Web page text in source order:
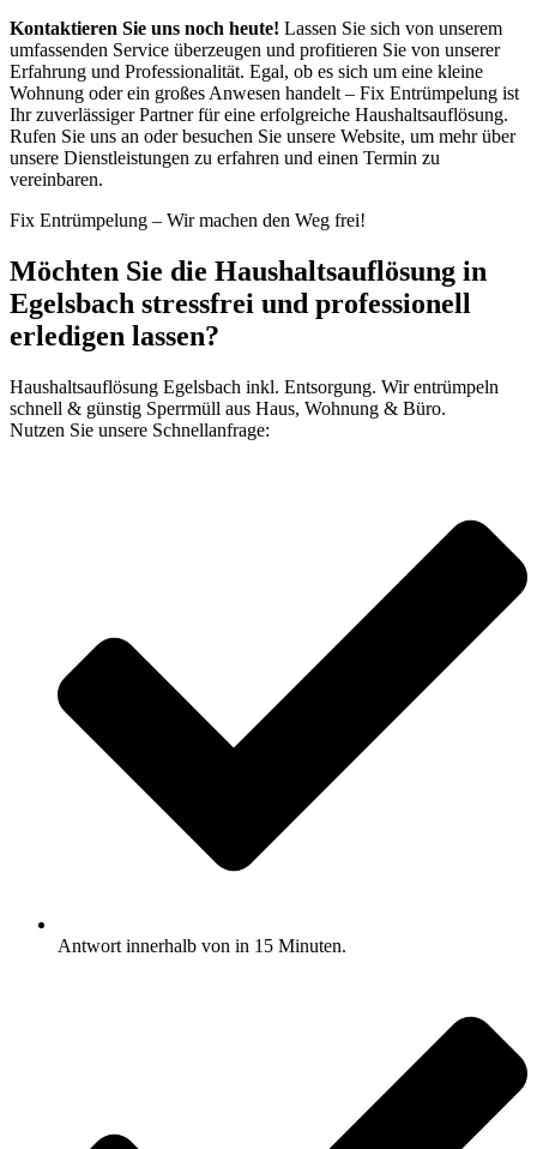
Kontaktieren Sie uns noch heute! Lassen Sie sich von unserem
umfassenden Service überzeugen und profitieren Sie von unserer
Erfahrung und Professionalität. Egal, ob es sich um eine kleine
Wohnung oder ein großes Anwesen handelt – Fix Entrümpelung ist
Ihr zuverlässiger Partner für eine erfolgreiche Haushaltsauflösung.
Rufen Sie uns an oder besuchen Sie unsere Website, um mehr über
unsere Dienstleistungen zu erfahren und einen Termin zu
vereinbaren.
Fix Entrümpelung – Wir machen den Weg frei!
Möchten Sie die Haushaltsauflösung in
Egelsbach stressfrei und professionell
erledigen lassen?
Haushaltsauflösung Egelsbach inkl. Entsorgung. Wir entrümpeln
schnell & günstig Sperrmüll aus Haus, Wohnung & Büro.
Nutzen Sie unsere Schnellanfrage:
Antwort innerhalb von in 15 Minuten.